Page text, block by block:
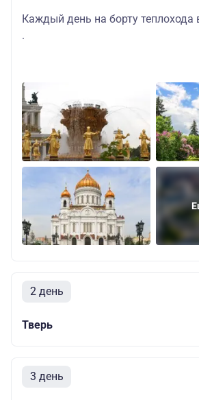
Каждый день на борту теплохода
.
2 день
Тверь
3 день